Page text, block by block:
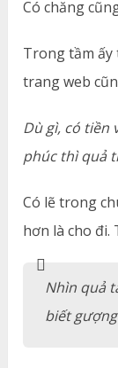
Có chăng
Trong tầm
trang web
Dù gì, có tiền
phúc thì quả
Có lẽ trong
hơn là cho đi.
Nhìn quả
biết